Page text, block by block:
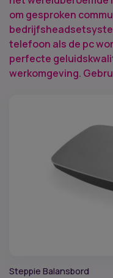
om gesproken
telefoon als de pc
perfecte
werkomgeving.
Steppie Balansbord